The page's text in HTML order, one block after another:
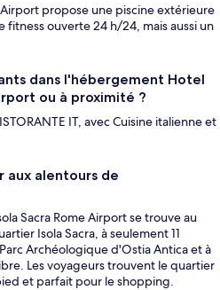
Airport propose une piscine extérieure
fitness ouverte 24 h/24, mais aussi un
dans l'hébergement Hotel
ou à proximité ?
IT, avec Cuisine italienne et
aux alentours de
Sacra Rome Airport se trouve au
Isola Sacra, à seulement 11
Archéologique d'Ostia Antica et à
Les voyageurs trouvent le quartier
et parfait pour le shopping.